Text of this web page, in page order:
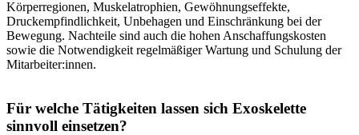
Körperregionen, Muskelatrophien, Gewöhnungseffekte,
Druckempfindlichkeit, Unbehagen und Einschränkung bei der
Bewegung. Nachteile sind auch die hohen Anschaffungskosten
sowie die Notwendigkeit regelmäßiger Wartung und Schulung der
Mitarbeiter:innen.
Für welche Tätigkeiten lassen sich Exoskelette
sinnvoll einsetzen?